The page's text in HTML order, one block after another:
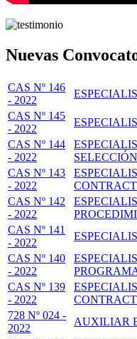
Nuevas
CAS Nº 146
- 2022
CAS Nº 145
- 2022
CAS Nº 144
- 2022
SELECCIÓN
CAS Nº 143
- 2022
CAS Nº 142
- 2022
CAS Nº 141
- 2022
CAS Nº 140
- 2022
CAS Nº 139
- 2022
728 Nº 024 -
2022
AUXILIAR